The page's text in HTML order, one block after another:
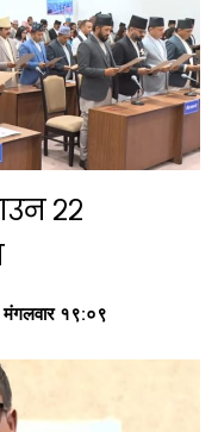
२२
१९:०९